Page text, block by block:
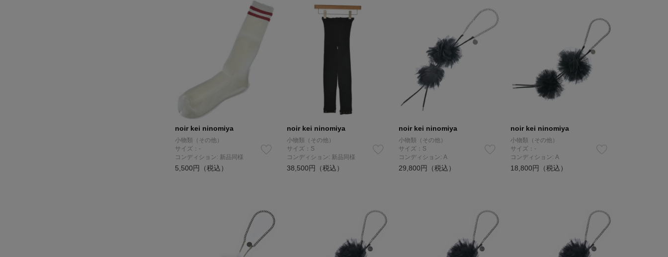
noir kei ninomiya
小物類（その他）
サイズ：-
コンディション: 新品同様
5,500円（税込）
noir kei ninomiya
小物類（その他）
サイズ：S
コンディション: 新品同様
38,500円（税込）
noir kei ninomiya
小物類（その他）
サイズ：S
コンディション: A
29,800円（税込）
noir kei ninomiya
小物類（その他）
サイズ：-
コンディション: A
18,800円（税込）